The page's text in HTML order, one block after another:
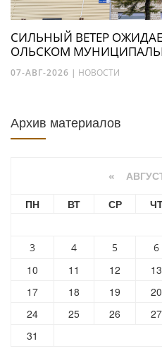
СИЛЬНЫЙ ВЕТЕР
ОЛЬСКОМ
07-АВГ-2026 | НОВОСТИ
Архив материалов
«
ПН
ВТ СР
3 4 5 6
10
11 12 13
17
18 19 20
24
25 26 27
31